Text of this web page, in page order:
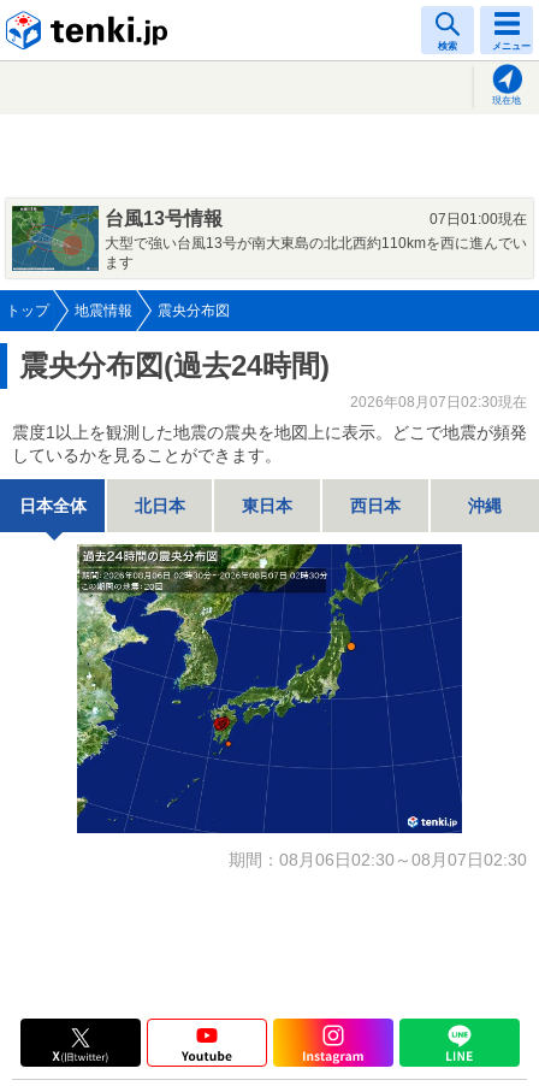
検索 メニュー
現在地
台風13号情報
07日01:00現在
大型で強い台風13号が南大東島の北北西約110kmを西に進んでい
ます
トップ 地震情報 震央分布図
震央分布図(過去24時間)
2026年08月07日02:30現在
震度1以上を観測した地震の震央を地図上に表示。どこで地震が頻発
しているかを見ることができます。
日本全体 北日本 東日本 西日本 沖縄
期間：08月06日02:30～08月07日02:30